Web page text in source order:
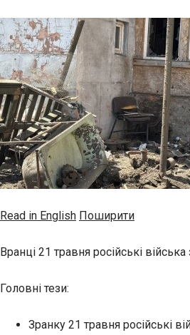
Read in English Поширити
Вранці 21 травня російські
Головні тези:
Зранку 21 травня російські